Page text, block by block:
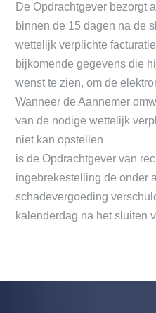
De Opdrachtgever bezorgt
binnen de 15 dagen na de
wettelijk verplichte
bijkomende gegevens die
wenst te zien, om de
Wanneer de Aannemer
van de nodige wettelijk
niet kan opstellen
is de Opdrachtgever van
ingebrekestelling de onder
schadevergoeding
kalenderdag na het sluiten